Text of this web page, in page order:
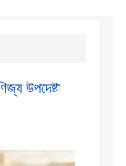
উপদেষ্টা